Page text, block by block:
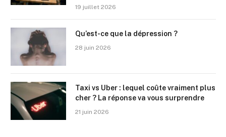
19 juillet 2026
Qu’est-ce que la dépression ?
28 juin 2026
Taxi vs Uber : lequel coûte vraiment plus
cher ? La réponse va vous surprendre
21 juin 2026